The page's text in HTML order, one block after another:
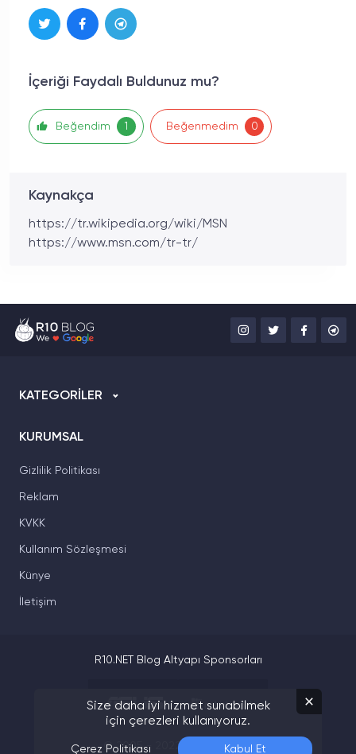
İçeriği Faydalı Buldunuz mu?
Beğendim 1 Beğenmedim 0
Kaynakça
https://tr.wikipedia.org/wiki/MSN
https://www.msn.com/tr-tr/
KATEGORİLER
KURUMSAL
Gizlilik Politikası
Reklam
KVKK
Kullanım Sözleşmesi
Künye
İletişim
R10.NET Blog Altyapı Sponsorları
© 2005 - 2022. R10.NET Blog
Size daha iyi hizmet sunabilmek
için çerezleri kullanıyoruz.
Çerez Politikası Kabul Et